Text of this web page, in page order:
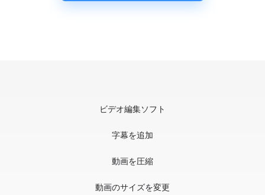
ビデオ編集ソフト
字幕を追加
動画を圧縮
動画のサイズを変更